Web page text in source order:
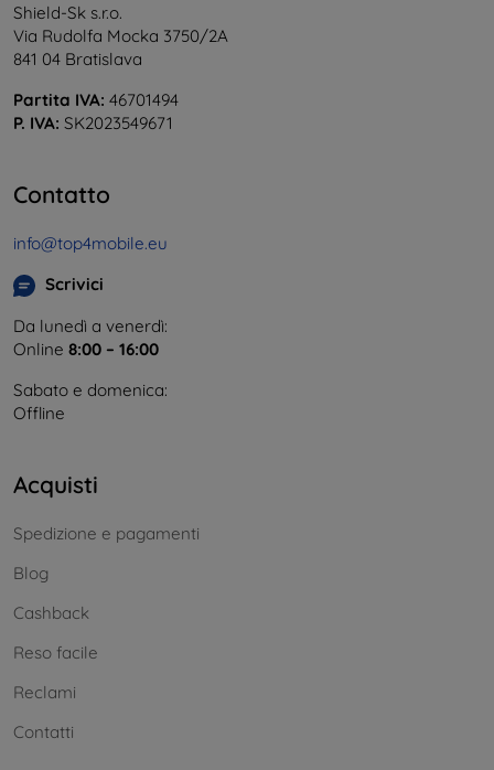
Shield-Sk s.r.o.
Via Rudolfa Mocka 3750/2A
841 04 Bratislava
Partita IVA: 46701494
P. IVA: SK2023549671
Contatto
info@top4mobile.eu
Scrivici
Da lunedì a venerdì:
Online 8:00 – 16:00
Sabato e domenica:
Offline
Acquisti
Spedizione e pagamenti
Blog
Cashback
Reso facile
Reclami
Contatti